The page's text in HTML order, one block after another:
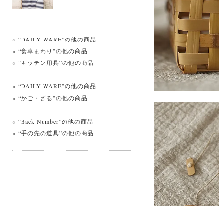
« “DAILY WARE”の他の商品
« “食卓まわり”の他の商品
« “キッチン用具”の他の商品
« “DAILY WARE”の他の商品
« “かご・ざる”の他の商品
« “Back Number”の他の商品
« “手の先の道具”の他の商品